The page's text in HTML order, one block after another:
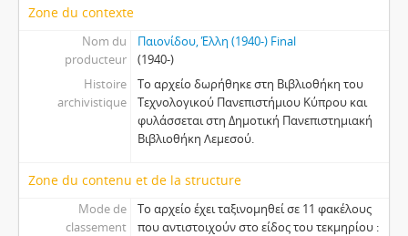
Zone du contexte
Nom du
producteur
Παιονίδου, Έλλη (1940-) Final
(1940-)
Histoire
archivistique
Το αρχείο δωρήθηκε στη Βιβλιοθήκη του
Τεχνολογικού Πανεπιστήμιου Κύπρου και
φυλάσσεται στη Δημοτική Πανεπιστημιακή
Βιβλιοθήκη Λεμεσού.
Zone du contenu et de la structure
Mode de
classement
Το αρχείο έχει ταξινομηθεί σε 11 φακέλους
που αντιστοιχούν στο είδος του τεκμηρίου :